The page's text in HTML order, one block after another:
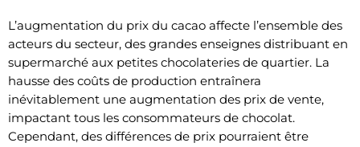
L’augmentation du prix du cacao affecte l’ensemble des
acteurs du secteur, des grandes enseignes distribuant en
supermarché aux petites chocolateries de quartier. La
hausse des coûts de production entraînera
inévitablement une augmentation des prix de vente,
impactant tous les consommateurs de chocolat.
Cependant, des différences de prix pourraient être